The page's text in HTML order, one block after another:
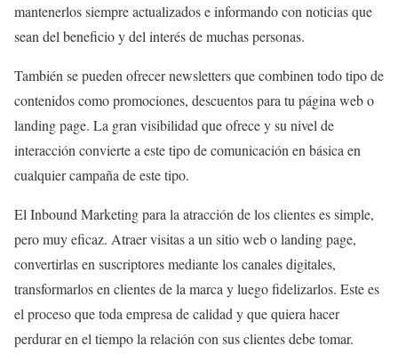
mantenerlos siempre actualizados e informando con noticias que
sean del beneficio y del interés de muchas personas.
También se pueden ofrecer newsletters que combinen todo tipo de
contenidos como promociones, descuentos para tu página web o
landing page. La gran visibilidad que ofrece y su nivel de
interacción convierte a este tipo de comunicación en básica en
cualquier campaña de este tipo.
El Inbound Marketing para la atracción de los clientes es simple,
pero muy eficaz. Atraer visitas a un sitio web o landing page,
convertirlas en suscriptores mediante los canales digitales,
transformarlos en clientes de la marca y luego fidelizarlos. Este es
el proceso que toda empresa de calidad y que quiera hacer
perdurar en el tiempo la relación con sus clientes debe tomar.